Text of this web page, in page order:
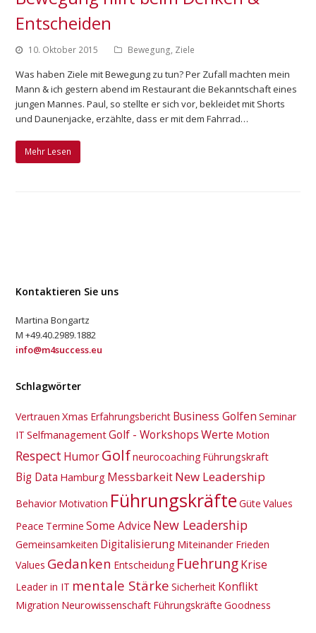
Entscheiden
10. Oktober 2015 Bewegung, Ziele
Was haben Ziele mit Bewegung zu tun? Per Zufall machten mein
Mann & ich gestern abend im Restaurant die Bekanntschaft eines
jungen Mannes. Paul, so stellte er sich vor, bekleidet mit Shorts
und Daunenjacke, erzählte, dass er mit dem Fahrrad…
Mehr Lesen
Kontaktieren Sie uns
Martina Bongartz
M +49.40.2989.1882
info@m4success.eu
Schlagwörter
Vertrauen Xmas Erfahrungsbericht Business Golfen Seminar
IT SelfmanagementGolf - Workshops Werte Motion
Respect HumorGolfneurocoaching Führungskraft
Big Data Hamburg MessbarkeitNew Leadership
Behavior Motivation Führungskräfte Güte Values
Peace Termine Some Advice New Leadership
Gemeinsamkeiten Digitalisierung Miteinander Frieden
Values Gedanken Entscheidung FuehrungKrise
Leader in IT mentale Stärke Sicherheit Konflikt
Migration Neurowissenschaft Führungskräfte Goodness